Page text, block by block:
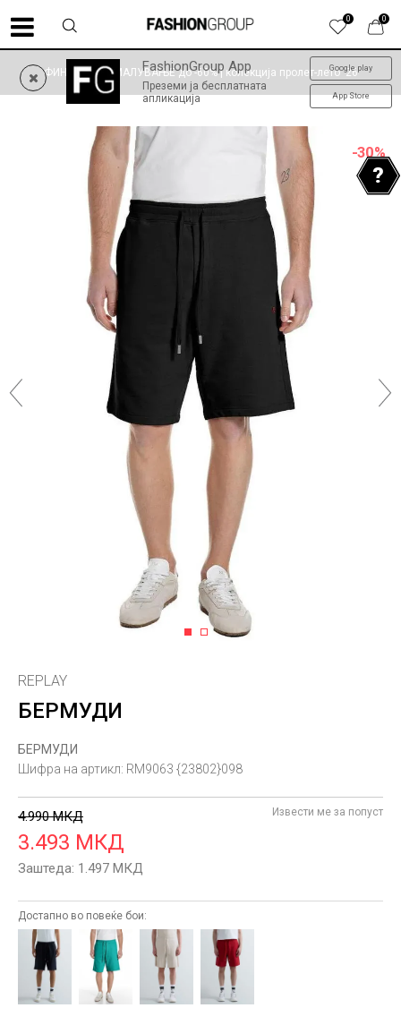
0
0
FashionGroup App
Преземи ја бесплатната
апликација
Google play
App Store
ФИНАЛНО НАМАЛУВАЊЕ до -60% | колекција пролет-лето '26
1 2
-30%
REPLAY
БЕРМУДИ
БЕРМУДИ
Шифра на артикл: RM9063 {23802}098
4.990 МКД
3.493 МКД
Заштеда: 1.497 МКД
Извести ме за попуст
Достапно во повеќе бои: